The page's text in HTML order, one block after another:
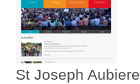
St Joseph Aubiere